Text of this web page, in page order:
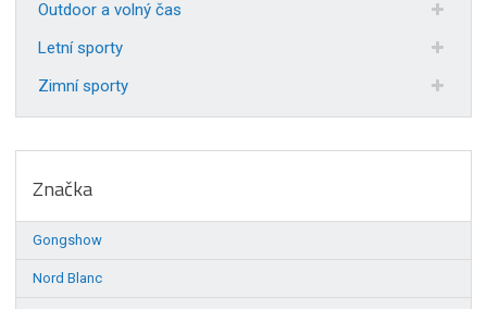
Outdoor a volný čas
Letní sporty
Zimní sporty
Značka
Gongshow
Nord Blanc